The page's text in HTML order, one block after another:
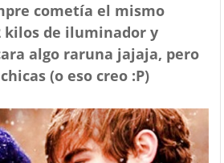
cometía el mismo
de iluminador y
algo raruna jajaja, pero
(o eso creo :P)